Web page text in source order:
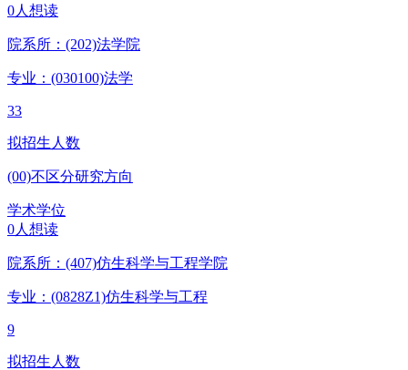
0人想读
院系所：(202)法学院
专业：(030100)法学
33
拟招生人数
(00)不区分研究方向
学术学位
0人想读
院系所：(407)仿生科学与工程学院
专业：(0828Z1)仿生科学与工程
9
拟招生人数